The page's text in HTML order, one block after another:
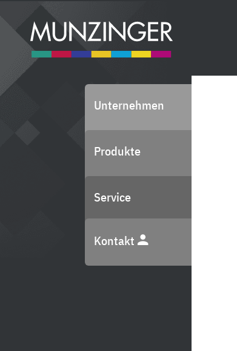
Unternehmen
Produkte
Service
Kontakt